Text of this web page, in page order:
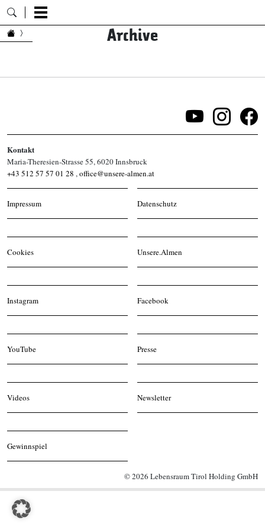
Zum Inhalt springen Archive
Kontakt
Maria-Theresien-Strasse 55, 6020 Innsbruck
+43 512 57 57 01 28 ,office@unsere-almen.at
Impressum Datenschutz
Cookies Unsere.Almen
Instagram Facebook
YouTube Presse
Videos Newsletter
Gewinnspiel
© 2026 Lebensraum Tirol Holding GmbH